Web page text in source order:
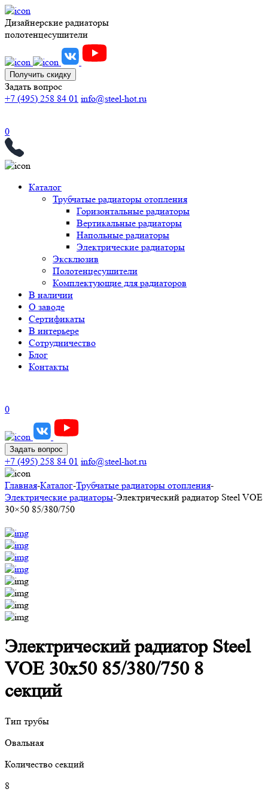
Дизайнерские радиаторы
полотенцесушители
Получить скидку
Задать вопрос
+7 (495) 258 84 01 info@steel-hot.ru
0
Каталог
Трубчатые радиаторы отопления
Горизонтальные радиаторы
Вертикальные радиаторы
Напольные радиаторы
Электрические радиаторы
Эксклюзив
Полотенцесушители
Комплектующие для радиаторов
В наличии
О заводе
Сертификаты
В интерьере
Сотрудничество
Блог
Контакты
0
Задать вопрос
+7 (495) 258 84 01 info@steel-hot.ru
Главная-Каталог-Трубчатые радиаторы отопления-
Электрические радиаторы-Электрический радиатор Steel VOE
30×50 85/380/750
Электрический радиатор Steel
VOE 30x50 85/380/750 8
секций
Тип трубы
Овальная
Количество секций
8